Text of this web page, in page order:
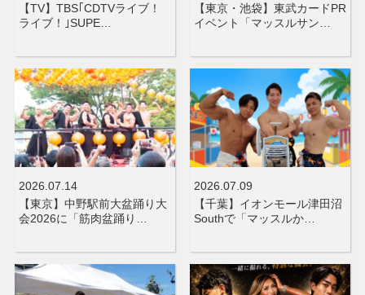
【TV】TBS｢CDTVライブ！
ライブ！｣SUPE…
【東京・池袋】東武カードPR
イベント「マッスルサン…
2026.07.14
【東京】中野駅前大盆踊り大
会2026に「筋肉盆踊り…
2026.07.09
【千葉】イオンモール津田沼
Southで「マッスルか…